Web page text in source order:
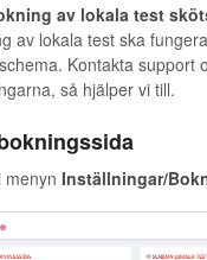
av lokala test
av lokala test ska
Kontakta support
så hjälper vi till.
menyn Inställningar/